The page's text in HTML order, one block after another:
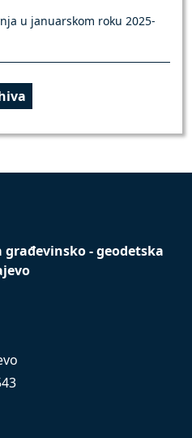
u januarskom roku 2025-
građevinsko - geodetska